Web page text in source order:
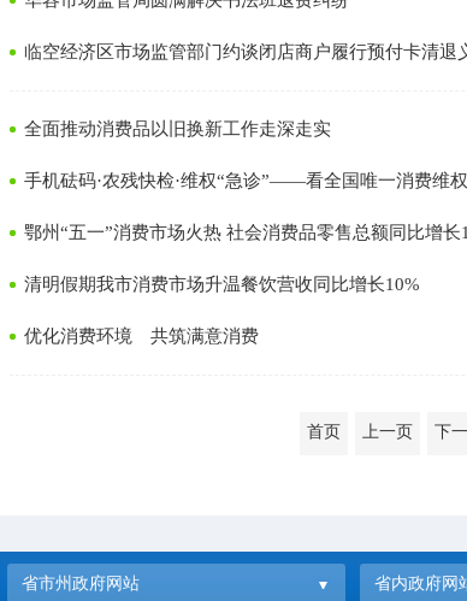
临空经济区市场监管部门约谈闭店商户履行预付卡清退
全面推动消费品以旧换新工作走深走实
手机砝码·农残快检·维权“急诊”——看全国唯一消费维
鄂州“五一”消费市场火热 社会消费品零售总额同比增长
清明假期我市消费市场升温餐饮营收同比增长10%
优化消费环境 共筑满意消费
首页 上一页 下
省市州政府网站 省内政府网